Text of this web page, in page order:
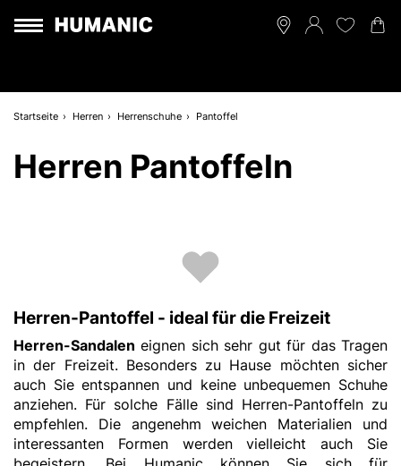
Startseite Herren Herrenschuhe Pantoffel
Herren Pantoffeln
Herren-Pantoffel - ideal für die Freizeit
Herren-Sandalen eignen sich sehr gut für das Tragen
in der Freizeit. Besonders zu Hause möchten sicher
auch Sie entspannen und keine unbequemen Schuhe
anziehen. Für solche Fälle sind Herren-Pantoffeln zu
empfehlen. Die angenehm weichen Materialien und
interessanten Formen werden vielleicht auch Sie